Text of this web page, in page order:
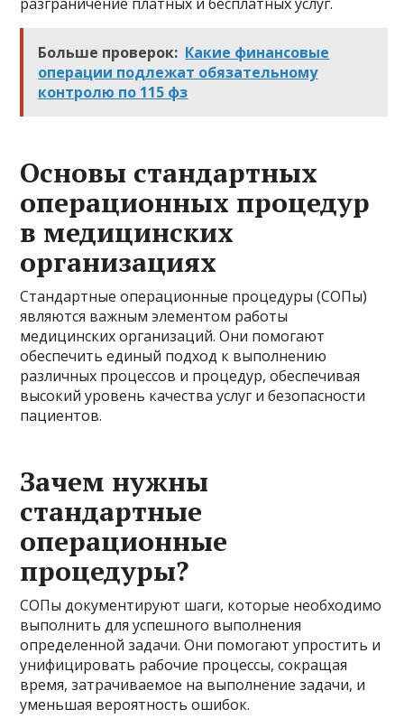
Больше проверок: Какие финансовые
операции подлежат обязательному
контролю по 115 фз
Основы стандартных
операционных процедур
в медицинских
организациях
Стандартные операционные процедуры (СОПы)
являются важным элементом работы
медицинских организаций. Они помогают
обеспечить единый подход к выполнению
различных процессов и процедур, обеспечивая
высокий уровень качества услуг и безопасности
пациентов.
Зачем нужны
стандартные
операционные
процедуры?
СОПы документируют шаги, которые необходимо
выполнить для успешного выполнения
определенной задачи. Они помогают упростить и
унифицировать рабочие процессы, сокращая
время, затрачиваемое на выполнение задачи, и
уменьшая вероятность ошибок.